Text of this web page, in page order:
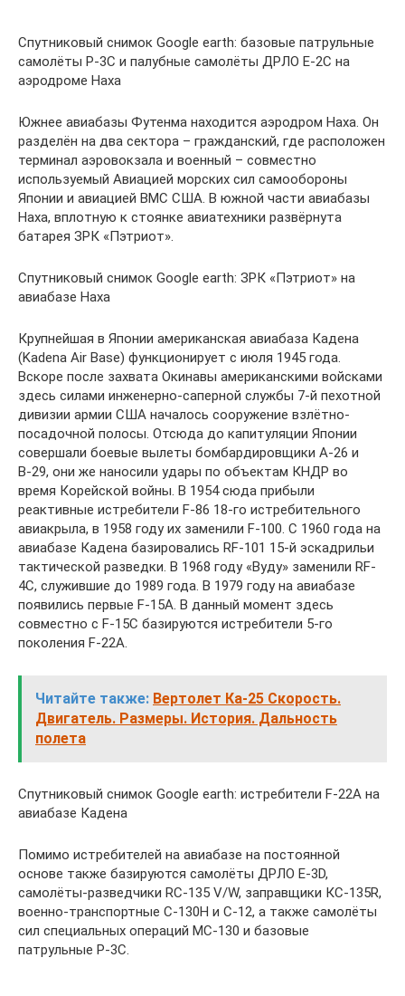
Спутниковый снимок Google earth: базовые патрульные
самолёты Р-3С и палубные самолёты ДРЛО Е-2С на
аэродроме Наха
Южнее авиабазы Футенма находится аэродром Наха. Он
разделён на два сектора – гражданский, где расположен
терминал аэровокзала и военный – совместно
используемый Авиацией морских сил самообороны
Японии и авиацией ВМС США. В южной части авиабазы
Наха, вплотную к стоянке авиатехники развёрнута
батарея ЗРК «Пэтриот».
Спутниковый снимок Google earth: ЗРК «Пэтриот» на
авиабазе Наха
Крупнейшая в Японии американская авиабаза Кадена
(Kadena Air Base) функционирует с июля 1945 года.
Вскоре после захвата Окинавы американскими войсками
здесь силами инженерно-саперной службы 7-й пехотной
дивизии армии США началось сооружение взлётно-
посадочной полосы. Отсюда до капитуляции Японии
совершали боевые вылеты бомбардировщики А-26 и
В-29, они же наносили удары по объектам КНДР во
время Корейской войны. В 1954 сюда прибыли
реактивные истребители F-86 18-го истребительного
авиакрыла, в 1958 году их заменили F-100. С 1960 года на
авиабазе Кадена базировались RF-101 15-й эскадрильи
тактической разведки. В 1968 году «Вуду» заменили RF-
4C, служившие до 1989 года. В 1979 году на авиабазе
появились первые F-15A. В данный момент здесь
совместно с F-15C базируются истребители 5-го
поколения F-22А.
Читайте также: Вертолет Ка-25 Скорость.
Двигатель. Размеры. История. Дальность
полета
Спутниковый снимок Google earth: истребители F-22А на
авиабазе Кадена
Помимо истребителей на авиабазе на постоянной
основе также базируются самолёты ДРЛО Е-3D,
самолёты-разведчики RC-135 V/W, заправщики КС-135R,
военно-транспортные С-130Н и С-12, а также самолёты
сил специальных операций МС-130 и базовые
патрульные Р-3С.